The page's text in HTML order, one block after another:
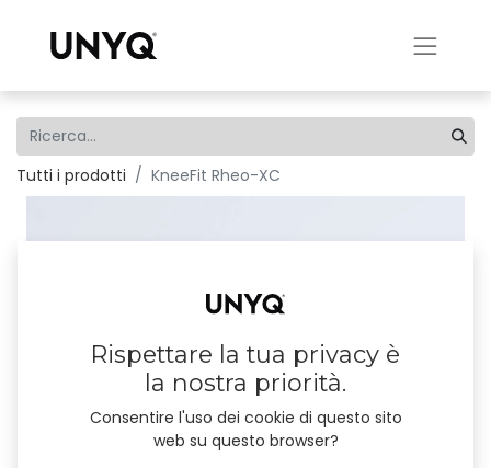
Tutti i prodotti KneeFit Rheo-XC
Rispettare la tua privacy è
la nostra priorità.
Consentire l'uso dei cookie di questo sito
web su questo browser?